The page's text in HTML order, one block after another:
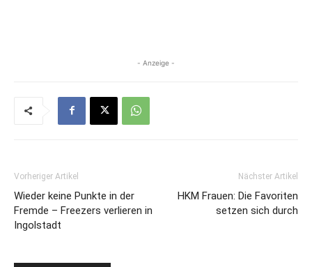
- Anzeige -
Vorheriger Artikel
Wieder keine Punkte in der
Fremde – Freezers verlieren in
Ingolstadt
Nächster Artikel
HKM Frauen: Die Favoriten
setzen sich durch